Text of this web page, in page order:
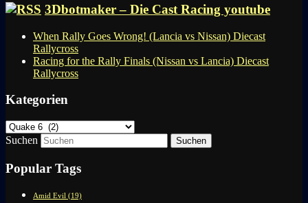
3Dbotmaker – Die Cast Racing youtube
When Rally Goes Wrong! (Lancia vs Nissan) Diecast
Rallycross
Racing for the Rally Finals (Nissan vs Lancia) Diecast
Rallycross
Kategorien
Kategorien
Suchen
Popular Tags
Amid Evil (19)